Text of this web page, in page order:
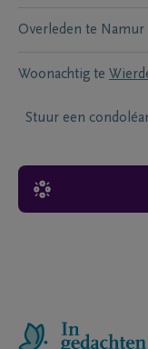
Overleden te Namur
Woonachtig te
Stuur een